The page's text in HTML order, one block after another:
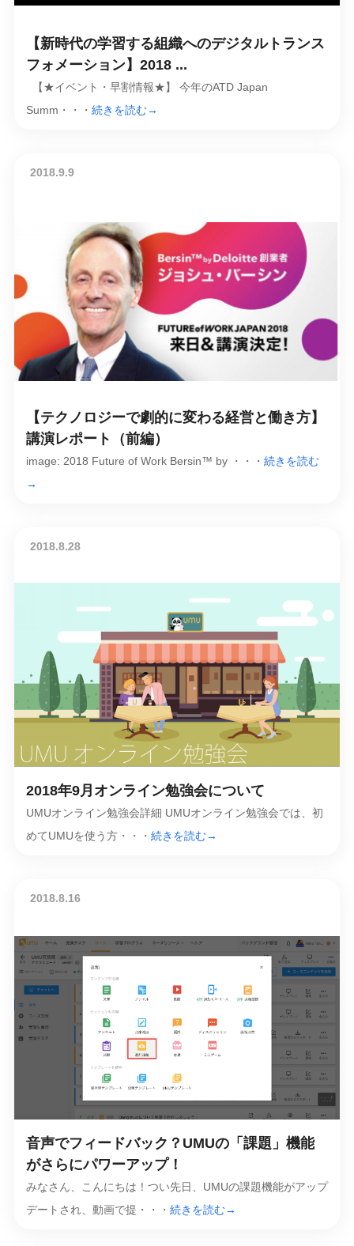
【新時代の学習する組織へのデジタルトランス
フォメーション】2018 ...
【★イベント・早割情報★】 今年のATD Japan
Summ・・・ 続きを読む→
2018.9.9
【テクノロジーで劇的に変わる経営と働き方】
講演レポート（前編）
image: 2018 Future of Work Bersin™ by ・・・ 続きを読む
→
2018.8.28
2018年9月オンライン勉強会について
UMUオンライン勉強会詳細 UMUオンライン勉強会では、初
めてUMUを使う方・・・ 続きを読む→
2018.8.16
音声でフィードバック？UMUの「課題」機能
がさらにパワーアップ！
みなさん、こんにちは！つい先日、UMUの課題機能がアップ
デートされ、動画で提・・・ 続きを読む→